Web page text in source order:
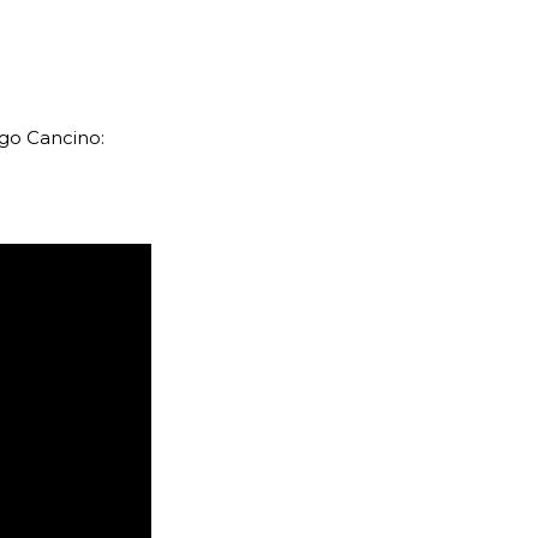
Cancino: